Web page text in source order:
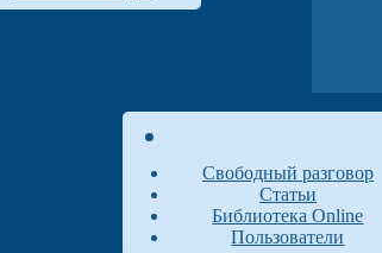
Свободный разговор
Статьи
Библиотека Online
Пользователи